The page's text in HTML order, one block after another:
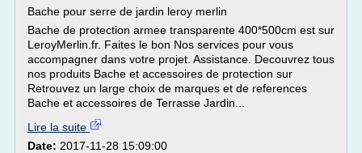
Bache pour serre de jardin leroy merlin
Bache de protection armee transparente 400*500cm est sur
LeroyMerlin.fr. Faites le bon Nos services pour vous
accompagner dans votre projet. Assistance. Decouvrez tous
nos produits Bache et accessoires de protection sur
Retrouvez un large choix de marques et de references
Bache et accessoires de Terrasse Jardin...
Lire la suite
Date: 2017-11-28 15:09:00